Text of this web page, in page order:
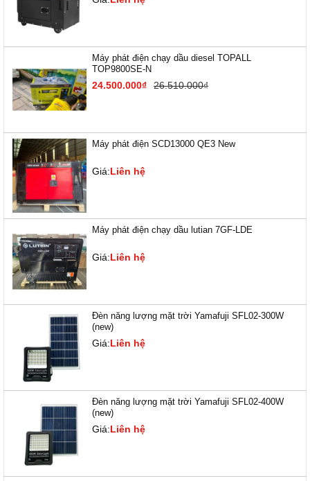
Máy phát điện chạy dầu diesel TOPALL
TOP9800SE-N
24.500.000₫ 26.510.000₫
Máy phát điện SCD13000 QE3 New
Giá:Liên hệ
Máy phát điện chạy dầu lutian 7GF-LDE
Giá:Liên hệ
Đèn năng lượng mặt trời Yamafuji SFL02-300W
(new)
Giá:Liên hệ
Đèn năng lượng mặt trời Yamafuji SFL02-400W
(new)
Giá:Liên hệ